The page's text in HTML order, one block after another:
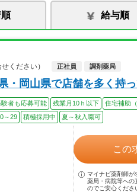
給与順
ください）
正社員 調剤薬局
・岡山県で店舗を多く持
験者も応募可能 残業月10ｈ以下 住宅補助
～29 積極採用中 夏～秋入職可
この
マイナビ薬剤師が
薬局・病院等への
のでご安心くださ